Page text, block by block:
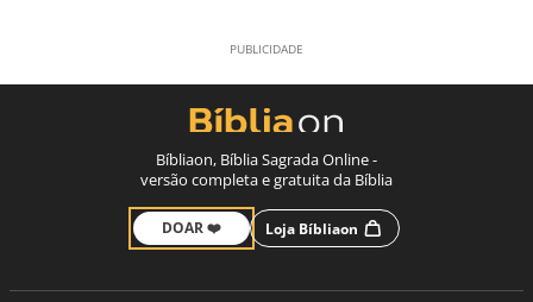
Bíbliaon, Bíblia Sagrada Online -
versão completa e gratuita da Bíblia
DOAR ❤️ Loja Bíbliaon